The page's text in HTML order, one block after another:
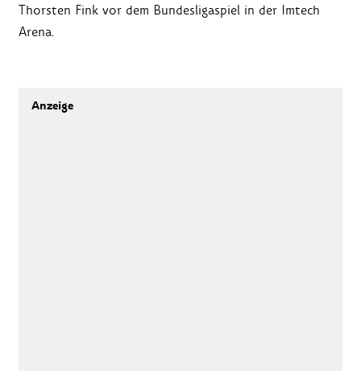
Thorsten Fink vor dem Bundesligaspiel in der Imtech
Arena.